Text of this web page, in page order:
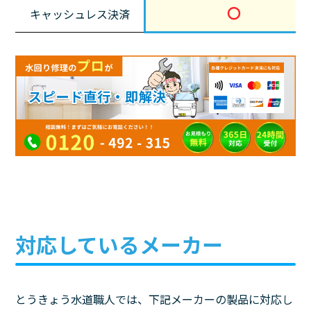
キャッシュレス決済 〇
対応しているメーカー
とうきょう水道職人では、下記メーカーの製品に対応し